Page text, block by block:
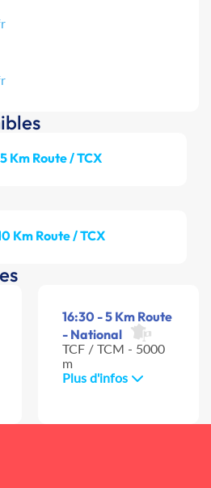
5 Km Route / TCX
Km Route / TCX
16:30 - 5 Km Route
- National
TCF / TCM - 5000
m
Plus d'infos